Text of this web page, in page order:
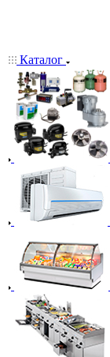
Каталог